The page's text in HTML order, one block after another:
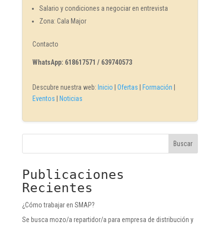
Salario y condiciones a negociar en entrevista
Zona: Cala Major
Contacto
WhatsApp: 618617571 / 639740573
Descubre nuestra web: Inicio Ofertas Formación
Eventos
Noticias
Buscar
Publicaciones
Recientes
¿Cómo trabajar en SMAP?
Se busca mozo/a repartidor/a para empresa de distribución y